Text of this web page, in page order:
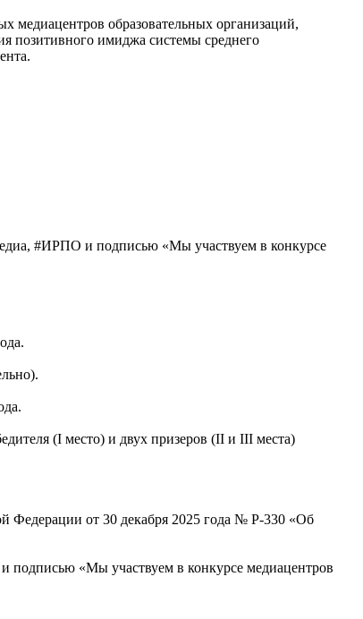
медиацентров образовательных организаций,
позитивного имиджа системы среднего
#ИРПО и подписью «Мы участвуем в конкурсе
(I место) и двух призеров (II и III места)
Федерации от 30 декабря 2025 года № Р-330 «Об
«Мы участвуем в конкурсе медиацентров